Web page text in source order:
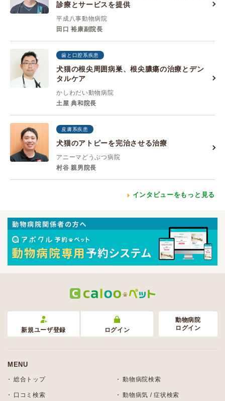
診療とサービスを提供
平成八事動物病院
田口 裕康副院長
歯と口腔系疾患
犬猫の根尖周囲病巣、根尖膿瘍の治療とデン
タルケア
かしわだい動物病院
土屋 典和院長
皮膚系疾患
犬猫のアトピーを完治させる治療
アニーマどうぶつ病院
村谷 親男院長
インタビューをもっと見る
新規ユーザ登録 ログイン
動物病院
ログイン
MENU
総合トップ 動物病院検索
口コミ検索 動物病気 / 症状検索